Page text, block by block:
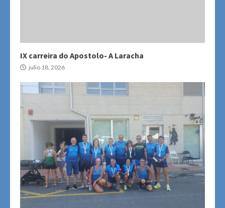
IX carreira do Apostolo- A Laracha
julio 18, 2026